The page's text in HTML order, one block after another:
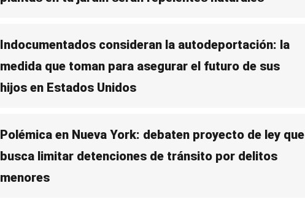
Indocumentados consideran la autodeportación: la
medida que toman para asegurar el futuro de sus
hijos en Estados Unidos
Polémica en Nueva York: debaten proyecto de ley que
busca limitar detenciones de tránsito por delitos
menores